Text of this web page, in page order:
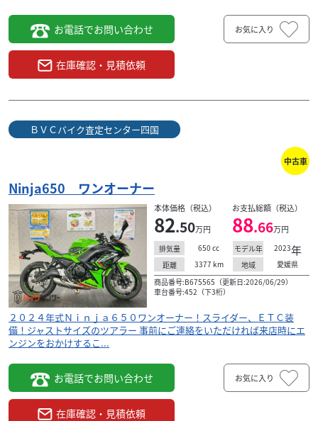
お電話でお問い合わせ
在庫確認・見積依頼
お気に入り
ＢＶＣバイク査定センター四国
中古車
Ninja650 ワンオーナー
本体価格（税込）
82.50万円
お支払総額（税込）
88.66万円
排気量 650 cc モデル年 2023年
距離 3377 km 地域
愛媛県
商品番号:B675565（更新日:2026/06/29）
車台番号:452（下3桁）
２０２４年式Ｎｉｎｊａ６５０ワンオーナー！スライダー、ＥＴＣ装
備！ジャストサイズのツアラー 事前にご連絡をいただければ来店時にエ
ンジンをおかけするこ...
お電話でお問い合わせ
在庫確認・見積依頼
お気に入り